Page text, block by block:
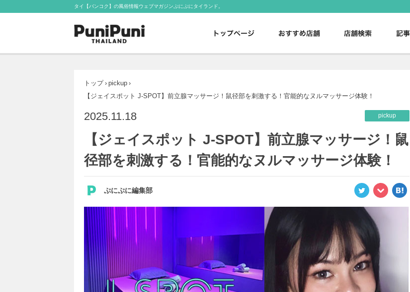
タイ【バンコク】の風俗情報ウェブマガジンぷにぷにタイランド。
トップ › pickup ›
【ジェイスポット J-SPOT】前立腺マッサージ！鼠径部を刺激する！官能的なヌルマッサージ体験！
2025.11.18 pickup
【ジェイスポット J-SPOT】前立腺マッサージ！鼠
径部を刺激する！官能的なヌルマッサージ体験！
ぷにぷに編集部